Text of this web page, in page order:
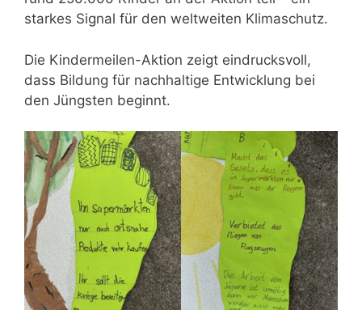
starkes Signal für den weltweiten Klimaschutz.
Die Kindermeilen-Aktion zeigt eindrucksvoll,
dass Bildung für nachhaltige Entwicklung bei
den Jüngsten beginnt.